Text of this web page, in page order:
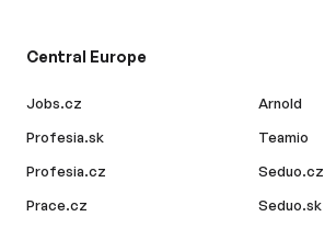
Central Europe
Jobs.cz
Profesia.sk
Profesia.cz
Prace.cz
Arnold
Teamio
Seduo.cz
Seduo.sk